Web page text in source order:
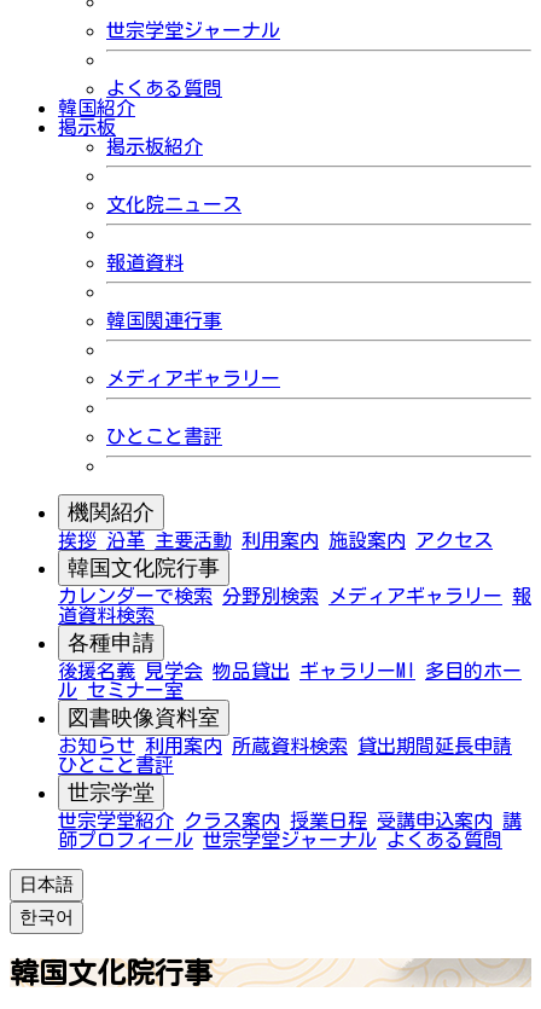
世宗学堂ジャーナル
よくある質問
韓国紹介
掲示板
掲示板紹介
文化院ニュース
報道資料
韓国関連行事
メディアギャラリー
ひとこと書評
機関紹介
挨拶 沿革 主要活動 利用案内 施設案内 アクセス
韓国文化院行事
カレンダーで検索 分野別検索 メディアギャラリー 報
道資料検索
各種申請
後援名義 見学会 物品貸出 ギャラリーMI
多目的ホー
ル セミナー室
図書映像資料室
お知らせ 利用案内 所蔵資料検索
貸出期間延長申請
ひとこと書評
世宗学堂
世宗学堂紹介 クラス案内 授業日程 受講申込案内 講
師プロフィール 世宗学堂ジャーナル よくある質問
日本語
한국어
韓国文化院行事